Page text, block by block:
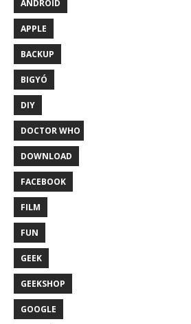
ANDROID
APPLE
BACKUP
BIGYÓ
DIY
DOCTOR WHO
DOWNLOAD
FACEBOOK
FILM
FUN
GEEK
GEEKSHOP
GOOGLE